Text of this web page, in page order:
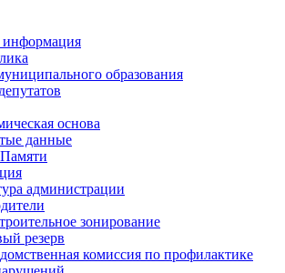
образования
основа
данные
администрации
зонирование
резерв
комиссия по профилактике